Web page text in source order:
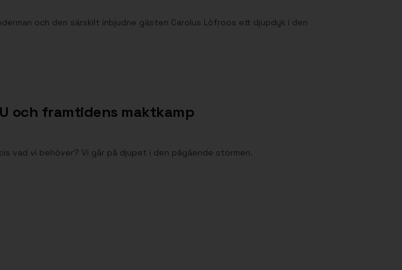
och den särskilt inbjudne gästen Carolus Löfroos ett djupdyk i den
och framtidens maktkamp
vad vi behöver? Vi går på djupet i den pågående stormen.